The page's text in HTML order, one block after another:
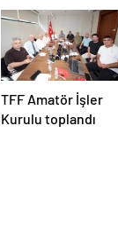
TFF Amatör İşler
Kurulu toplandı